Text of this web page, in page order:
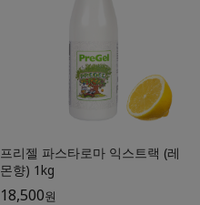
프리젤 파스타로마 익스트랙 (레
몬향) 1kg
18,500원